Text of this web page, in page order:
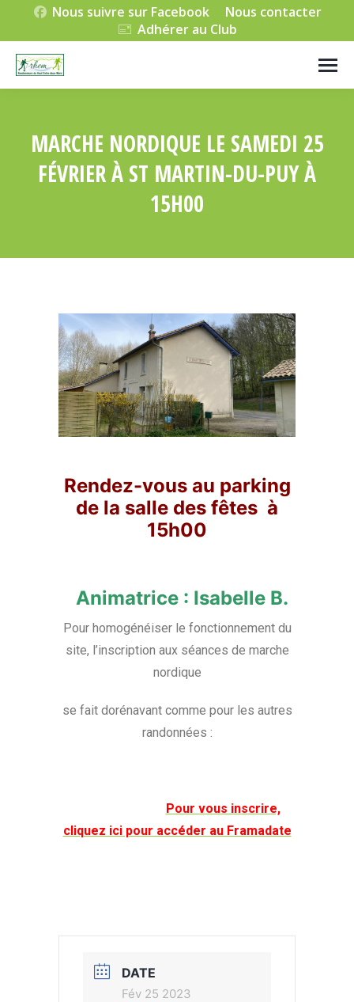
Nous suivre sur Facebook
Nous contacter
Adhérer au Club
MARCHE NORDIQUE LE SAMEDI 25
FÉVRIER À ST MARTIN-DU-PUY À
15H00
Rendez-vous au parking
de la salle des fêtes à
15h00
Animatrice : Isabelle B.
Pour homogénéiser le fonctionnement du
site, l’inscription aux séances de marche
nordique
se fait dorénavant comme pour les autres
randonnées :
Pour vous inscrire,
cliquez ici pour accéder au Framadate
DATE
Fév 25 2023